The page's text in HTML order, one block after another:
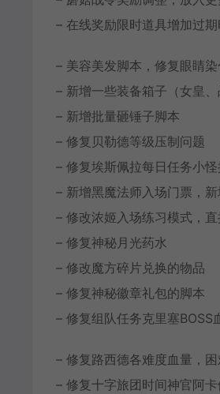
– 在线奖励限时道具增加过
– 美容美发脚本，修复眼睛
– 新增一些装备箱子（女皇
– 新增批量砸锤子脚本
– 修复贝勒德等级压制问题
– 修复埃斯佩拉每日任务小
– 新增黑魔法师入场门票，新
– 修改浓姬入场练习模式，直
– 修复神秘月光药水
– 修改魔方碎片兑换的物品
– 修复神秘徽章礼包的脚本
– 修复组队任务克里塞BOSS
– 修复路西德各难度血量，困
– 修复十字旅团时间神官阿卡